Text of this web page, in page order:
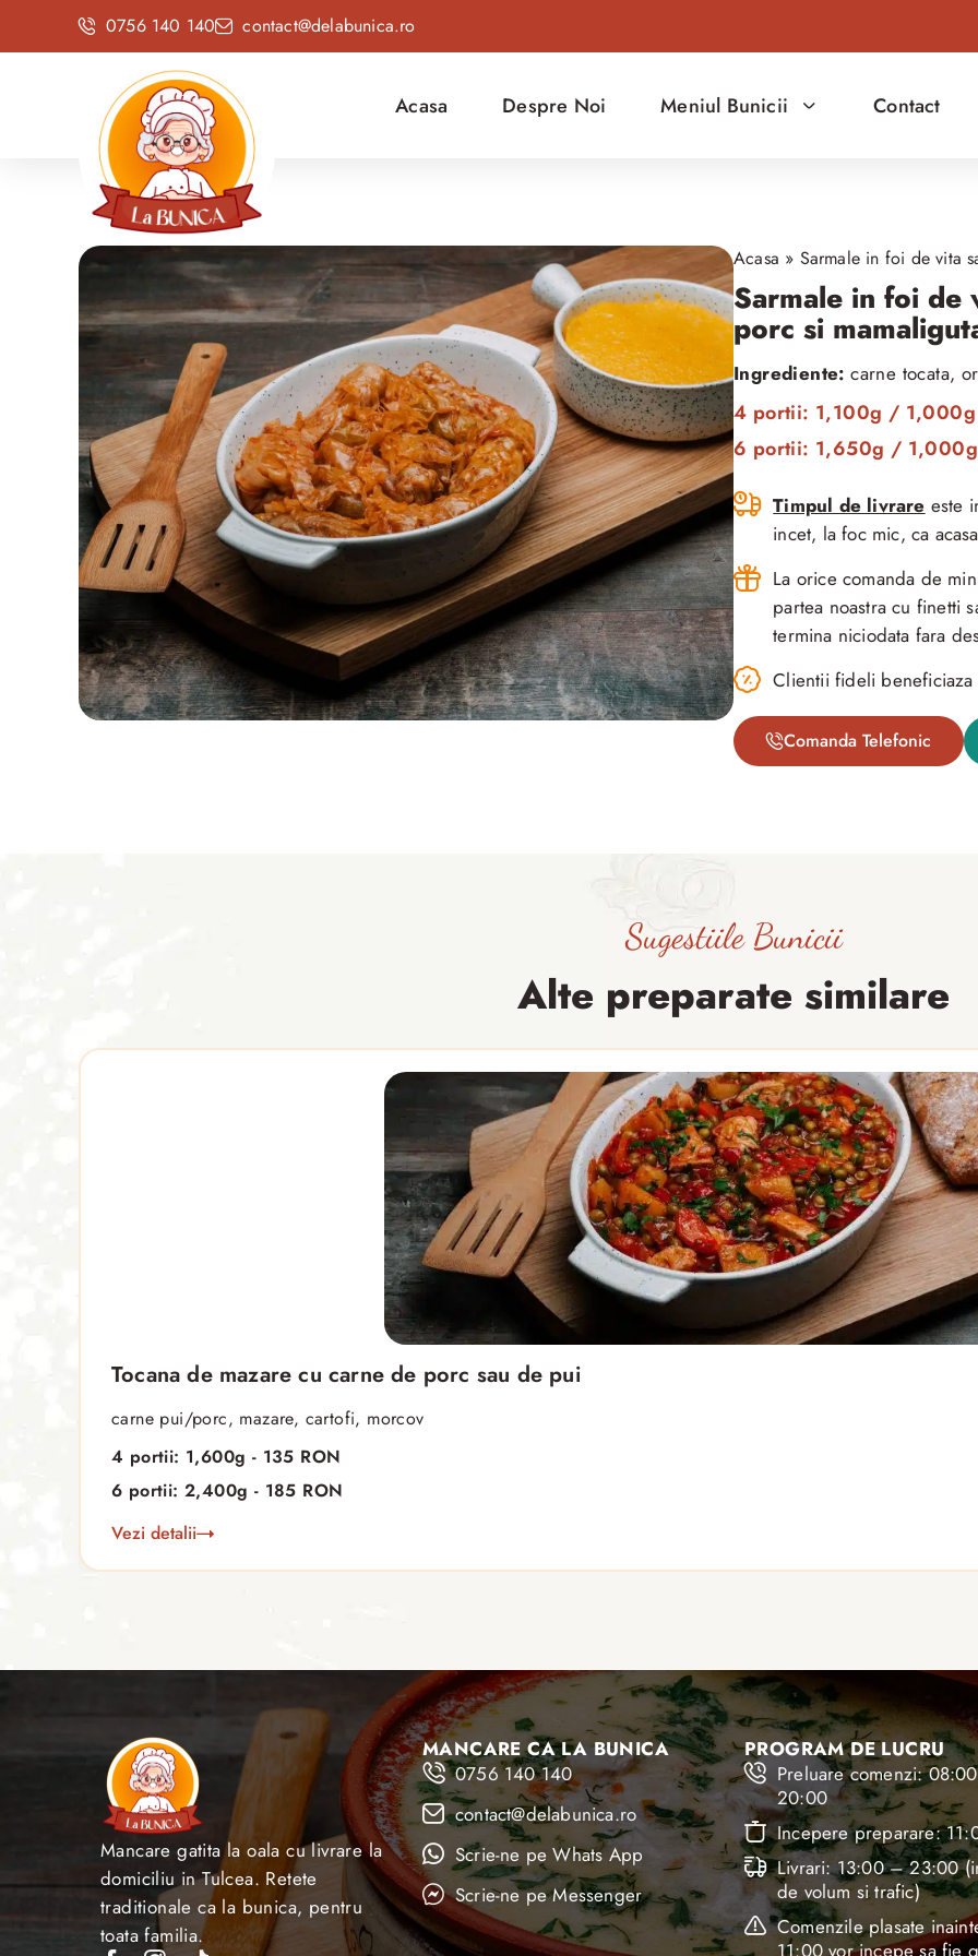
0756 140 140 contact@delabunica.ro
Acasa Despre Noi Meniul Bunicii Contact
Acasa » Sarmale in foi de vita
Sarmale in foi de
porc si
Ingrediente: carne tocata,
4 portii: 1,100g / 1,000g
6 portii: 1,650g / 1,000g
Timpul de livrare este
incet, la foc mic, ca
La orice comanda de
partea noastra cu finetti
termina niciodata fara
Clientii fideli
Comanda Telefonic
Sugestiile Bunicii
Alte preparate similare
Tocana de mazare cu carne de porc sau de pui
carne pui/porc, mazare, cartofi, morcov
4 portii: 1,600g - 135 RON
6 portii: 2,400g - 185 RON
Vezi detalii
Mancare gatita la oala cu livrare la
domiciliu in Tulcea. Retete
traditionale ca la bunica, pentru
toata familia.
MANCARE CA LA BUNICA
0756 140 140
contact@delabunica.ro
Scrie-ne pe Whats App
Scrie-ne pe Messenger
PROGRAM DE LUCRU
Preluare comenzi:
20:00
Incepere preparare:
Livrari: 13:00 – 23:00
de volum si trafic)
Comenzile plasate
11:00 vor incepe sa fie